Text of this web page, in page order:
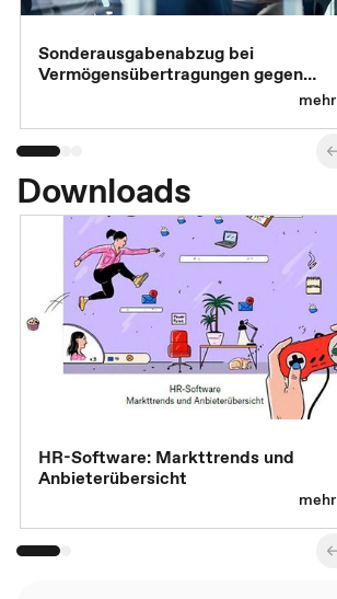
Sonderausgabenabzug bei
Vermögensübertragungen gegen
mehr
Downloads
HR-Software: Markttrends und
Anbieterübersicht
mehr